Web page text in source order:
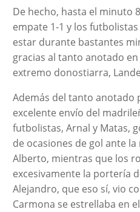
De hecho, hasta el minuto
empate 1-1 y los
estar durante bastantes
gracias al tanto anotado
extremo donostiarra,
Además del tanto anotado
excelente envío del
futbolistas, Arnal y Matas,
de ocasiones de gol ante
Alberto, mientras que los
excesivamente la portería
Alejandro, que eso sí, vio
Carmona se estrellaba en